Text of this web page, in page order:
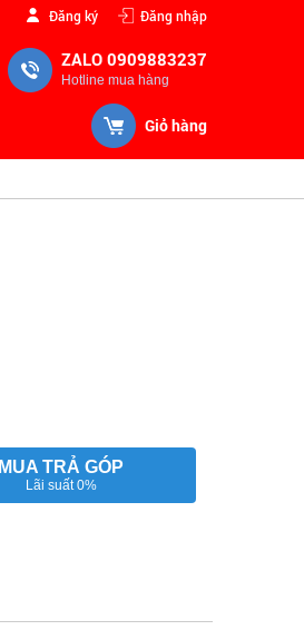
Đăng ký Đăng nhập
ZALO 0909883237
Hotline mua hàng
Giỏ hàng
MUA TRẢ GÓP
Lãi suất 0%